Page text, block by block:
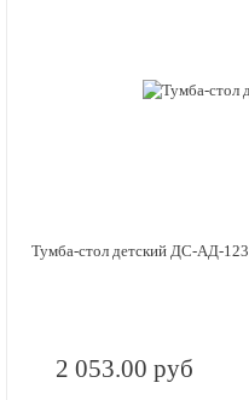
Тумба-стол детский ДС-АД-123
2 053.00 руб